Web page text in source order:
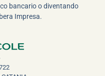
bancario o diventando
Impresa.